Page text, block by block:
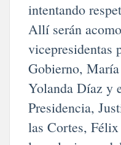
intentando
Allí serán
vicepresidentas
Gobierno,
Yolanda Díaz y
Presidencia,
las Cortes,